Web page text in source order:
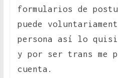
formularios de
puede
persona así lo
y por ser trans me
cuenta.